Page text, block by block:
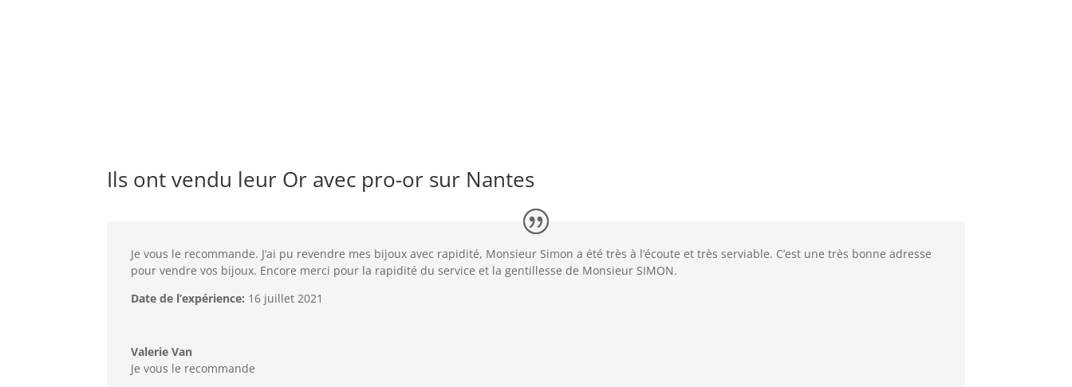
Ils ont vendu leur Or avec pro-or sur Nantes
Je vous le recommande. J’ai pu revendre mes bijoux avec rapidité, Monsieur Simon a été très à l’écoute et très serviable. C’est une très bonne adresse
pour vendre vos bijoux. Encore merci pour la rapidité du service et la gentillesse de Monsieur SIMON.
Date de l’expérience: 16 juillet 2021
Valerie Van
Je vous le recommande